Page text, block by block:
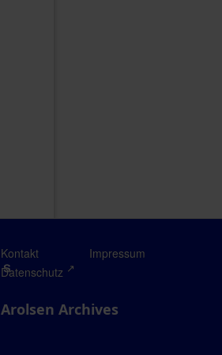
Kontakt
Impressum
Datenschutz
Arolsen Archives